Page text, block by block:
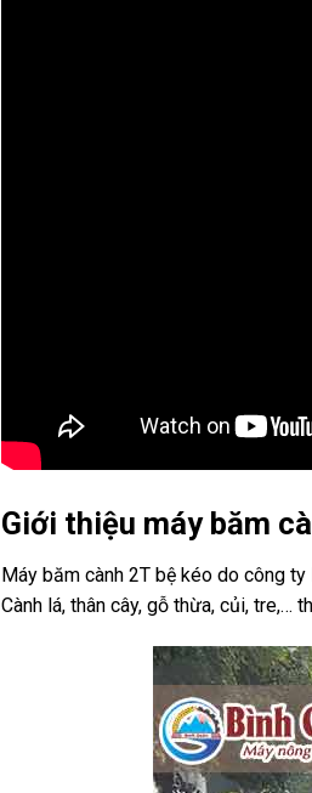
Giới thiệu máy băm
Máy băm cành 2T bệ kéo do công
Cành lá, thân cây, gỗ thừa, củi, tre,…